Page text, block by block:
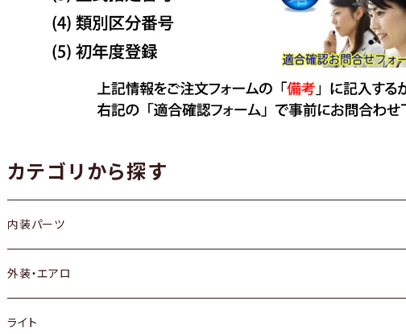
カテゴリから探す
内装パーツ
トヨタ
ホンダ
外装・エアロ
トヨタ
ライト